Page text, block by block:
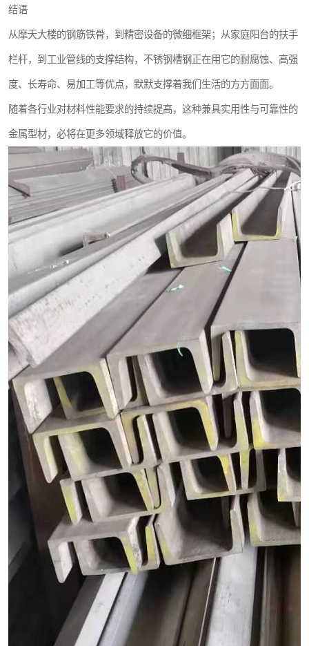
结语
从摩天大楼的钢筋铁骨，到精密设备的微细框架；从家庭阳台的扶手
栏杆，到工业管线的支撑结构，不锈钢槽钢正在用它的耐腐蚀、高强
度、长寿命、易加工等优点，默默支撑着我们生活的方方面面。
随着各行业对材料性能要求的持续提高，这种兼具实用性与可靠性的
金属型材，必将在更多领域释放它的价值。